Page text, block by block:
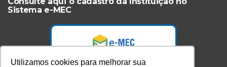
Utilizamos cookies para melhorar sua
Sistema e-MEC